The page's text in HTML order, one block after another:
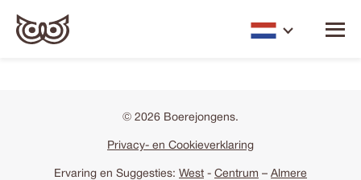
© 2026 Boerejongens.
Privacy- en Cookieverklaring
Ervaring en Suggesties: West - Centrum – Almere